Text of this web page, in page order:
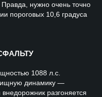
нужно очень точно
пороговых 10,6 градуса
1088 л.с.
динамику —
разгоняется